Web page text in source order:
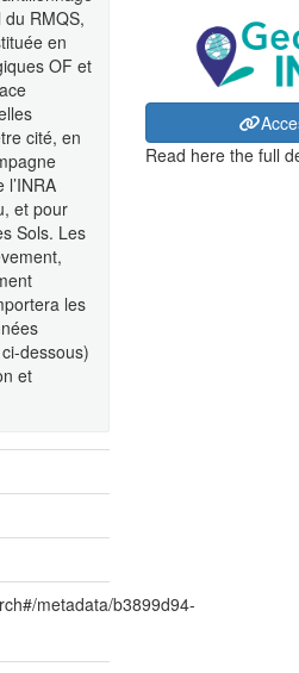
RMQS,
en
OF et
cité, en
et pour
Sols. Les
les
dessous)
et
metadata/b3899d94-
Read here the full